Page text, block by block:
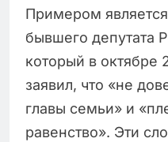
Примером
бывшего депутата
который в октябре
заявил, что «не
главы семьи» и
равенство». Эти